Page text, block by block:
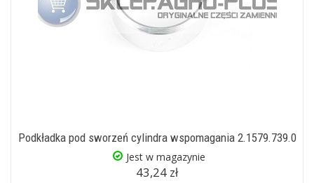
Podkładka pod sworzeń cylindra wspomagania 2.1579.739.0
Jest w magazynie
43,24 zł